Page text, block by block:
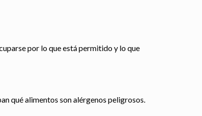
por lo que está permitido y lo que
qué alimentos son alérgenos peligrosos.